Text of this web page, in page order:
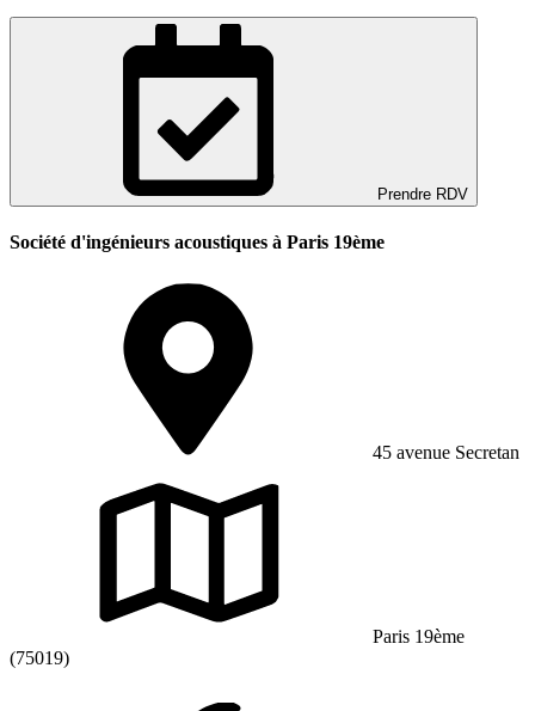
Prendre RDV
Société d'ingénieurs acoustiques à Paris 19ème
45 avenue Secretan
Paris 19ème
(75019)